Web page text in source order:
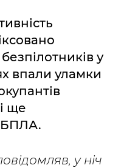
у
впали уламки
ще
БПЛА.
у ніч